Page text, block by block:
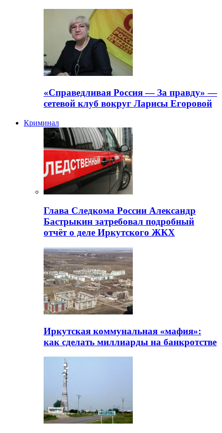
«Справедливая Россия — За правду» —
сетевой клуб вокруг Ларисы Егоровой
Криминал
Глава Следкома России Александр
Бастрыкин затребовал подробный
отчёт о деле Иркутского ЖКХ
Иркутская коммунальная «мафия»:
как сделать миллиарды на банкротстве